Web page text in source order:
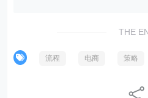
THE
流程 电商 策略